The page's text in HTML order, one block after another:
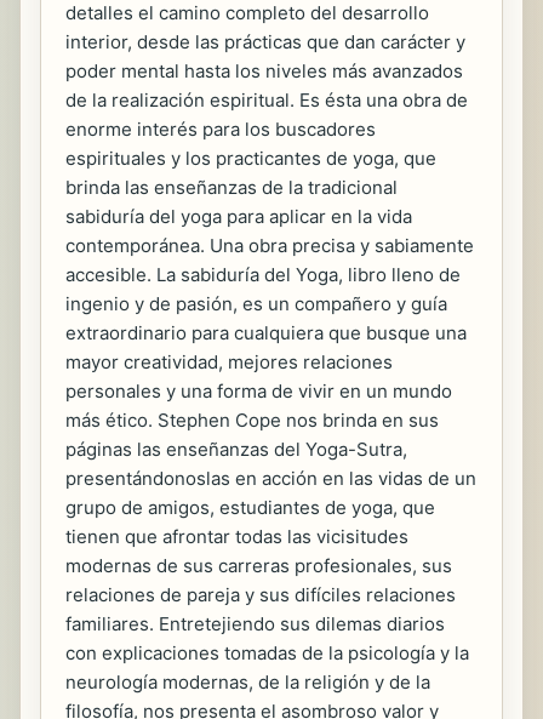
detalles el camino completo del desarrollo
interior, desde las prácticas que dan carácter y
poder mental hasta los niveles más avanzados
de la realización espiritual. Es ésta una obra de
enorme interés para los buscadores
espirituales y los practicantes de yoga, que
brinda las enseñanzas de la tradicional
sabiduría del yoga para aplicar en la vida
contemporánea. Una obra precisa y sabiamente
accesible. La sabiduría del Yoga, libro lleno de
ingenio y de pasión, es un compañero y guía
extraordinario para cualquiera que busque una
mayor creatividad, mejores relaciones
personales y una forma de vivir en un mundo
más ético. Stephen Cope nos brinda en sus
páginas las enseñanzas del Yoga-Sutra,
presentándonoslas en acción en las vidas de un
grupo de amigos, estudiantes de yoga, que
tienen que afrontar todas las vicisitudes
modernas de sus carreras profesionales, sus
relaciones de pareja y sus difíciles relaciones
familiares. Entretejiendo sus dilemas diarios
con explicaciones tomadas de la psicología y la
neurología modernas, de la religión y de la
filosofía, nos presenta el asombroso valor y